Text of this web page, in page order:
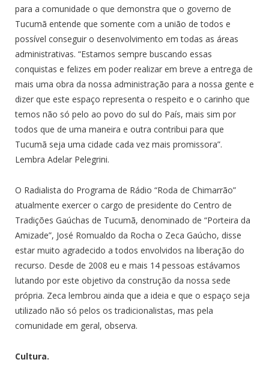
para a comunidade o que demonstra que o governo de
Tucumã entende que somente com a união de todos e
possível conseguir o desenvolvimento em todas as áreas
administrativas. “Estamos sempre buscando essas
conquistas e felizes em poder realizar em breve a entrega de
mais uma obra da nossa administração para a nossa gente e
dizer que este espaço representa o respeito e o carinho que
temos não só pelo ao povo do sul do País, mais sim por
todos que de uma maneira e outra contribui para que
Tucumã seja uma cidade cada vez mais promissora”.
Lembra Adelar Pelegrini.
O Radialista do Programa de Rádio “Roda de Chimarrão”
atualmente exercer o cargo de presidente do Centro de
Tradições Gaúchas de Tucumã, denominado de “Porteira da
Amizade”, José Romualdo da Rocha o Zeca Gaúcho, disse
estar muito agradecido a todos envolvidos na liberação do
recurso. Desde de 2008 eu e mais 14 pessoas estávamos
lutando por este objetivo da construção da nossa sede
própria. Zeca lembrou ainda que a ideia e que o espaço seja
utilizado não só pelos os tradicionalistas, mas pela
comunidade em geral, observa.
Cultura.